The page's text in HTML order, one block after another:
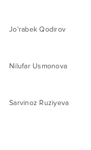
Jo'rabek Qodirov
Nilufar Usmonova
Sarvinoz Ruziyeva